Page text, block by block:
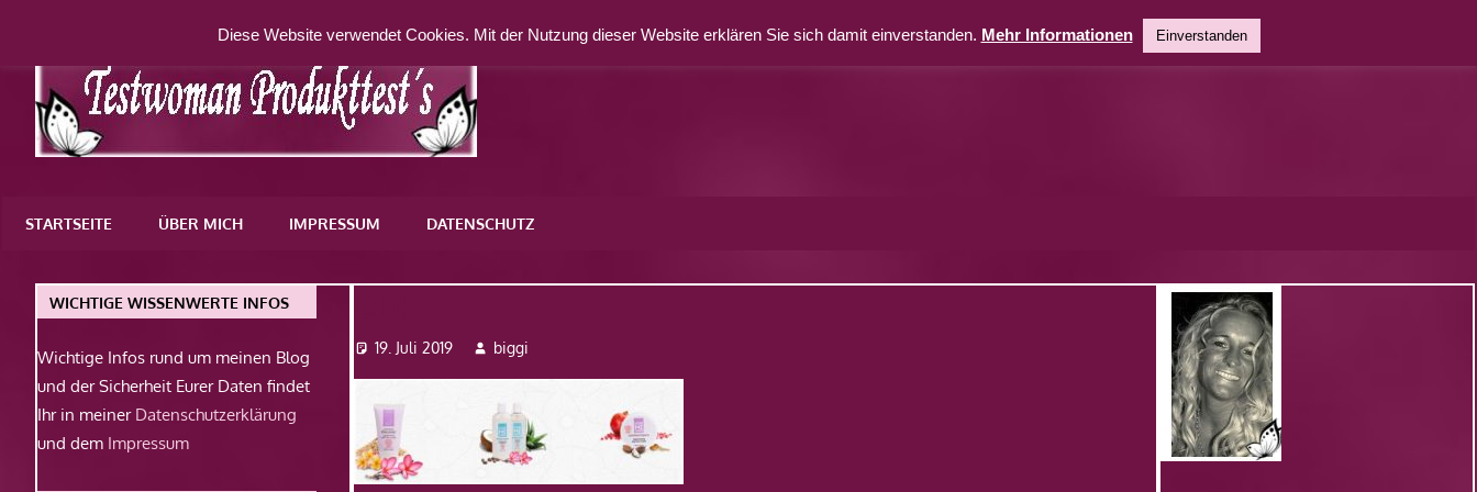
springen
WordPress-
STARTSEITE ÜBER MICH IMPRESSUM DATENSCHUTZ
19. Juli 2019 biggi
WICHTIGE WISSENWERTE INFOS
Wichtige Infos rund um meinen Blog
und der Sicherheit Eurer Daten findet
Ihr in meiner Datenschutzerklärung
und dem Impressum
Diese Website verwendet Cookies. Mit der Nutzung dieser Website erklären Sie sich damit einverstanden. Mehr Informationen Einverstanden